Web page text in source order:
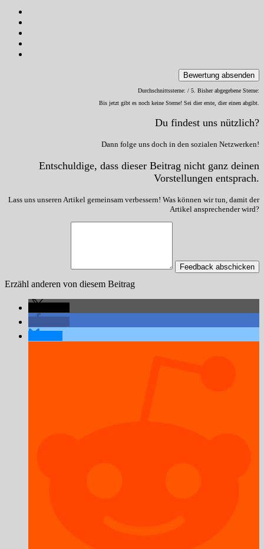
Bewertung absenden
Durchschnittssterne: / 5. Bisher abgegebene Sterne:
Bis jetzt gibt es noch keine Sterne! Sei dier erste, dier einen abgibt.
Du findest uns nützlich?
Dann folge uns doch in den sozialen Netzwerken!
Entschuldige, dass dieser Beitrag nicht ganz deinen
Vorstellungen entsprach.
Lass uns unseren Artikel gemeinsam verbessern! Was können wir tun, damit der
Artikel ansprechender wird?
Feedback abschicken
Erzähl anderen von diesem Beitrag